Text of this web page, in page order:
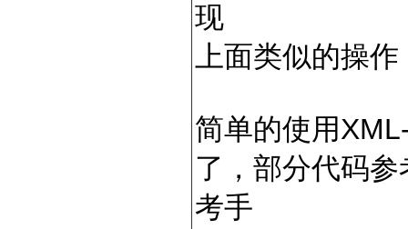
现
上面类似的操
简单的使用
了，部分代码
考手